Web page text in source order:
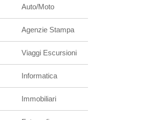
Auto/Moto
Agenzie Stampa
Viaggi Escursioni
Informatica
Immobiliari